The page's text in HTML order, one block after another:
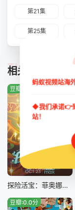
第21集
第25集
相关推荐
TUIJIAN
豆瓣:9.0分
探险活宝：菲奥娜与蛋糕第二季
豆瓣:0.0分
蚂蚁视频站海
◆我们承诺👉
站！